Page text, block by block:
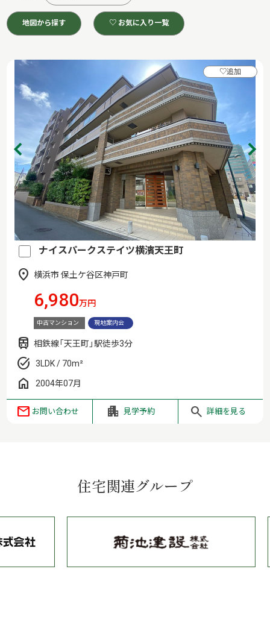
地図から探す ♡ お気に入り一覧
ナイスパークステイツ横濱天王町
横浜市 保土ケ谷区神戸町
6,980万円
中古マンション 現地案内会
相鉄線「天王町」駅徒歩3分
3LDK / 70m²
2004年07月
♡追加
お問い合わせ 見学予約 詳細を見る
住宅関連グループ